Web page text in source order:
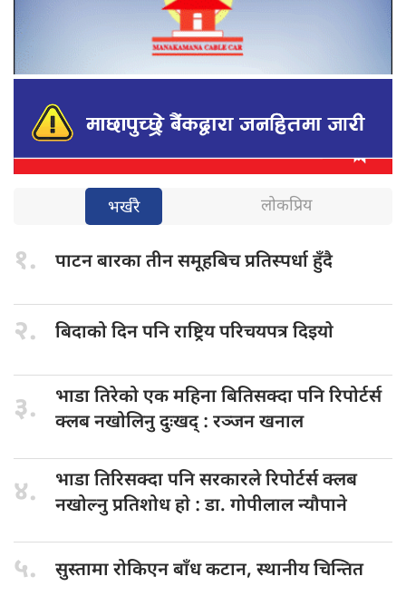
भर्खरै लोकप्रिय
१. पाटन बारकातीन समूहबिच प्रतिस्पर्धा हुँदै
२. बिदाको दिनपनि राष्ट्रिय परिचयपत्र दिइयाे
३. भाडा तिरेकोएक महिना बितिसक्दा पनि रिपोर्टर्स
क्लब नखोलिनु दुःखद् : रञ्जन खनाल
४. भाडा तिरिसक्दापनि सरकारले रिपोर्टर्स क्लब
नखोल्नु प्रतिशोध हाे : डा‍‍‍. गोपीलाल न्यौपाने
५. सुस्तामा रोकिएनबाँध कटान, स्थानीय चिन्तित